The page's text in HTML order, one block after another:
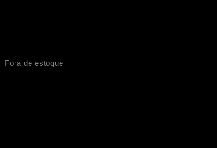
Fora de estoque